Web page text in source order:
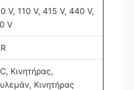
V, 110 V, 415 V, 440 V,
V
Κινητήρας,
Κινητήρας